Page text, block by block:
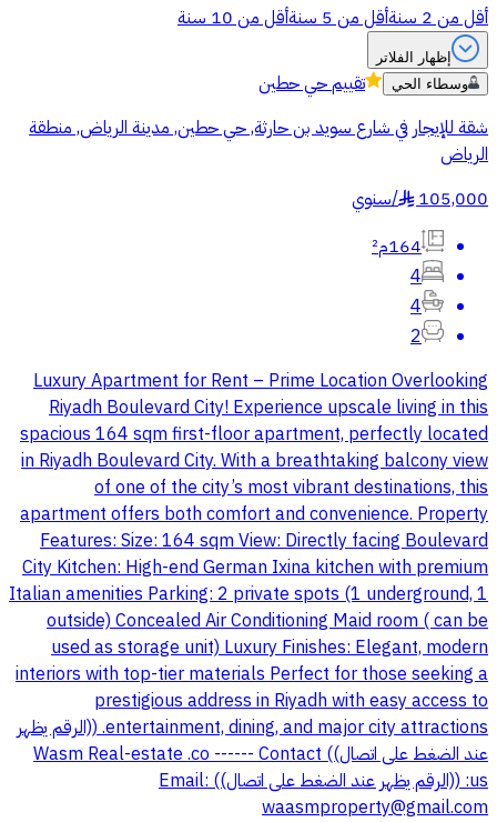
أقل من 2 سنة
أقل من 5 سنة أقل من 10 سنة
إظهار الفلاتر
وسطاء الحي
تقييمحي حطين
شقة للإيجار في شارع سويد بن حارثة, حي حطين, مدينة الرياض, منطقة
الرياض
105,000
§
/سنوي
164م²
4
4
2
Luxury Apartment for Rent – Prime Location Overlooking
Riyadh Boulevard City! Experience upscale living in this
spacious 164 sqm first-floor apartment, perfectly located
in Riyadh Boulevard City. With a breathtaking balcony view
of one of the city’s most vibrant destinations, this
apartment offers both comfort and convenience. Property
Features: Size: 164 sqm View: Directly facing Boulevard
City Kitchen: High-end German Ixina kitchen with premium
Italian amenities Parking: 2 private spots (1 underground, 1
outside) Concealed Air Conditioning Maid room ( can be
used as storage unit) Luxury Finishes: Elegant, modern
interiors with top-tier materials Perfect for those seeking a
prestigious address in Riyadh with easy access to
entertainment, dining, and major city attractions. ((الرقم يظهر
عند الضغط على اتصال)) Wasm Real-estate .co ------ Contact
us: ((الرقم يظهر عند الضغط على اتصال)) Email:
waasmproperty@gmail.com